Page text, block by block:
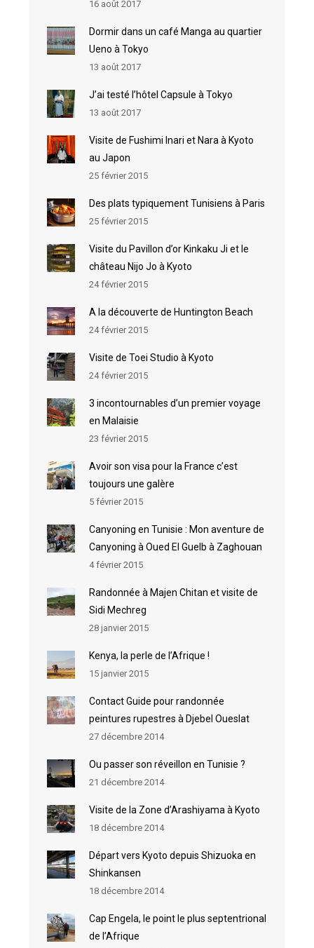
16 août 2017
Dormir dans un café Manga au quartier
Ueno à Tokyo
13 août 2017
J’ai testé l’hôtel Capsule à Tokyo
13 août 2017
Visite de Fushimi Inari et Nara à Kyoto
au Japon
25 février 2015
Des plats typiquement Tunisiens à Paris
25 février 2015
Visite du Pavillon d’or Kinkaku Ji et le
château Nijo Jo à Kyoto
24 février 2015
A la découverte de Huntington Beach
24 février 2015
Visite de Toei Studio à Kyoto
24 février 2015
3 incontournables d’un premier voyage
en Malaisie
23 février 2015
Avoir son visa pour la France c’est
toujours une galère
5 février 2015
Canyoning en Tunisie : Mon aventure de
Canyoning à Oued El Guelb à Zaghouan
4 février 2015
Randonnée à Majen Chitan et visite de
Sidi Mechreg
28 janvier 2015
Kenya, la perle de l’Afrique !
15 janvier 2015
Contact Guide pour randonnée
peintures rupestres à Djebel Oueslat
27 décembre 2014
Ou passer son réveillon en Tunisie ?
21 décembre 2014
Visite de la Zone d’Arashiyama à Kyoto
18 décembre 2014
Départ vers Kyoto depuis Shizuoka en
Shinkansen
18 décembre 2014
Cap Engela, le point le plus septentrional
de l’Afrique